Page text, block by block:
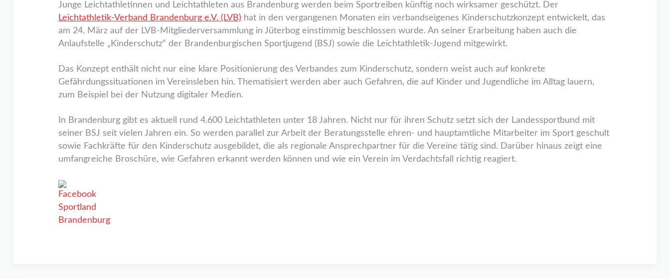
Junge Leichtathletinnen und Leichtathleten aus Brandenburg werden beim Sportreiben künftig noch wirksamer geschützt. Der
Leichtathletik-Verband Brandenburg e.V. (LVB) hat in den vergangenen Monaten ein verbandseigenes Kinderschutzkonzept entwickelt, das
am 24. März auf der LVB-Mitgliederversammlung in Jüterbog einstimmig beschlossen wurde. An seiner Erarbeitung haben auch die
Anlaufstelle „Kinderschutz“ der Brandenburgischen Sportjugend (BSJ) sowie die Leichtathletik-Jugend mitgewirkt.
Das Konzept enthält nicht nur eine klare Positionierung des Verbandes zum Kinderschutz, sondern weist auch auf konkrete
Gefährdungssituationen im Vereinsleben hin. Thematisiert werden aber auch Gefahren, die auf Kinder und Jugendliche im Alltag lauern,
zum Beispiel bei der Nutzung digitaler Medien.
In Brandenburg gibt es aktuell rund 4.600 Leichtathleten unter 18 Jahren. Nicht nur für ihren Schutz setzt sich der Landessportbund mit
seiner BSJ seit vielen Jahren ein. So werden parallel zur Arbeit der Beratungsstelle ehren- und hauptamtliche Mitarbeiter im Sport geschult
sowie Fachkräfte für den Kinderschutz ausgebildet, die als regionale Ansprechpartner für die Vereine tätig sind. Darüber hinaus zeigt eine
umfangreiche Broschüre, wie Gefahren erkannt werden können und wie ein Verein im Verdachtsfall richtig reagiert.